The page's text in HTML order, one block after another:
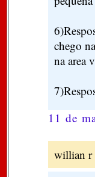
chego
na area
11 de
willian r